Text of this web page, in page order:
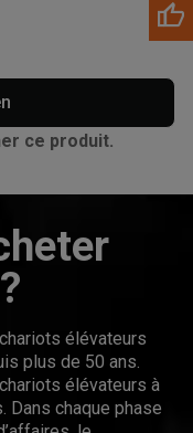
ce produit.
élévateurs
plus de 50 ans.
élévateurs à
chaque phase